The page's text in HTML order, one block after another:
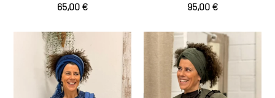
65,00 € 95,00 €